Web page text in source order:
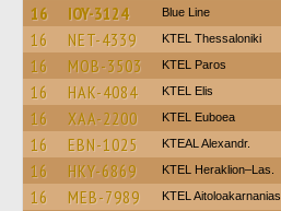
16 IOY-3124 Blue Line
16 NET-4339 KTEL Thessaloniki
16 MOB-3503 KTEL Paros
16 HAK-4084 KTEL Elis
16 XAA-2200 ΚΤΕL Euboea
16 EBN-1025 KTEAL Alexandr.
16 HKY-6869 KTEL Heraklion–Las.
16 MEB-7989 KTEL Aitoloakarnanias